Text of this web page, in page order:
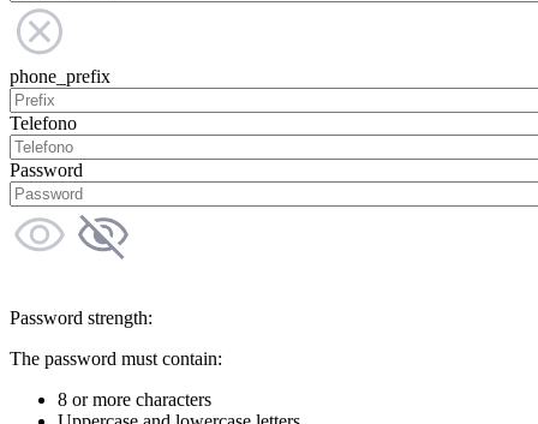
phone_prefix
Telefono
Password
Password strength:
The password must contain:
8 or more characters